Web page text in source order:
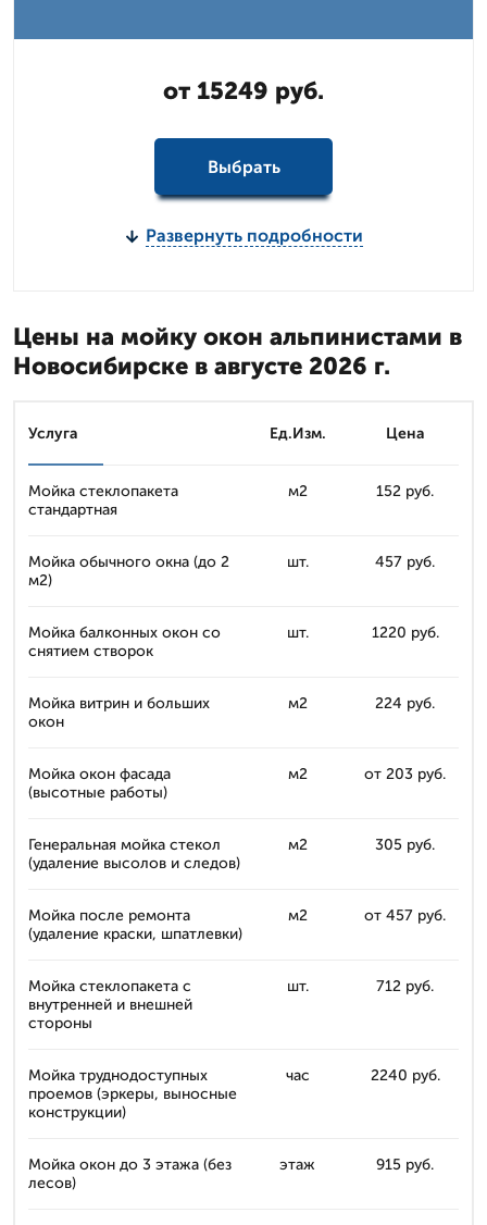
от 15249 руб.
Выбрать
Развернуть подробности
Цены на мойку окон альпинистами в
Новосибирске в августе 2026 г.
Услуга Ед.Изм. Цена
Мойка стеклопакета
стандартная
м2 152 руб.
Мойка обычного окна (до 2
м2)
шт. 457 руб.
Мойка балконных окон со
снятием створок
шт. 1220 руб.
Мойка витрин и больших
окон
м2 224 руб.
Мойка окон фасада
(высотные работы)
м2 от 203 руб.
Генеральная мойка стекол
(удаление высолов и следов)
м2 305 руб.
Мойка после ремонта
(удаление краски, шпатлевки)
м2 от 457 руб.
Мойка стеклопакета с
внутренней и внешней
стороны
шт. 712 руб.
Мойка труднодоступных
проемов (эркеры, выносные
конструкции)
час 2240 руб.
Мойка окон до 3 этажа (без
лесов)
этаж 915 руб.